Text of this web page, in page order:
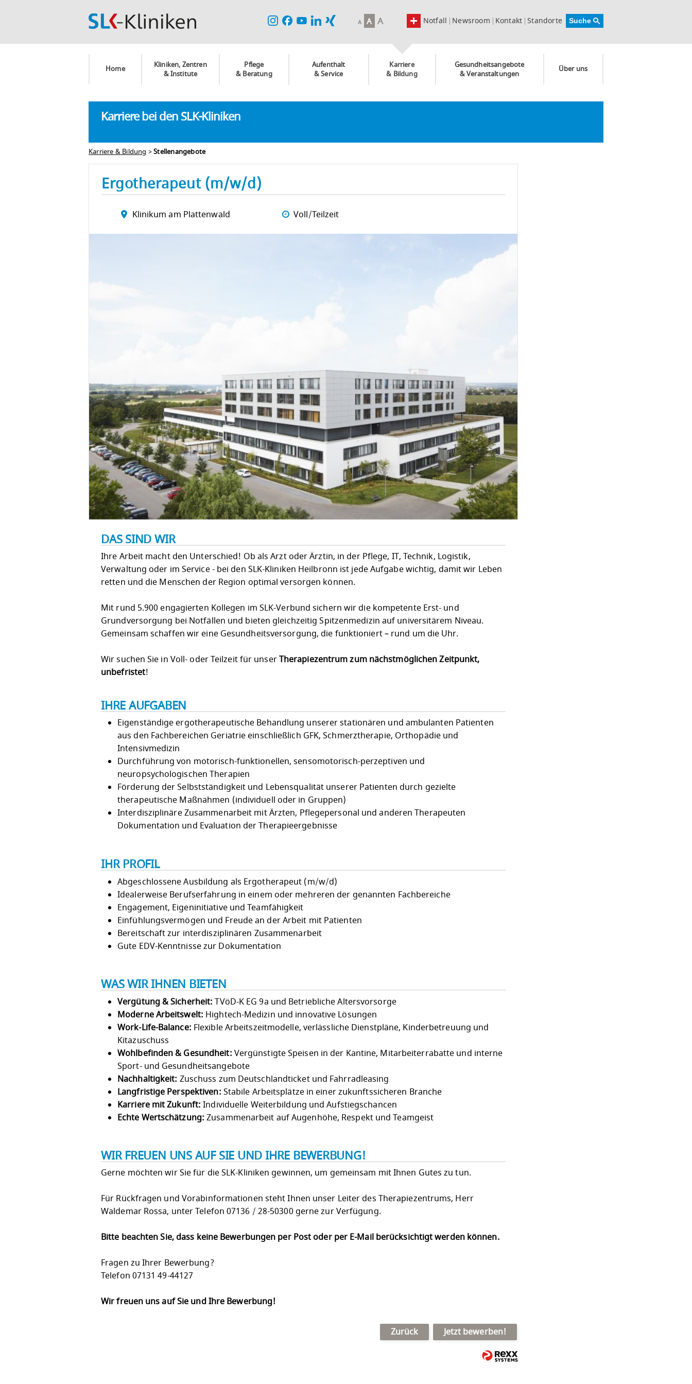
Newsroom Kontakt Standorte
Notfall
A A A
Home
Kliniken, Zentren
& Institute
Pflege
& Beratung
Aufenthalt
& Service
Karriere
& Bildung
Gesundheitsangebote
& Veranstaltungen
Über uns
Karriere bei den SLK-Kliniken
Karriere & Bildung >Stellenangebote
Ergotherapeut (m/w/d)
Klinikum am Plattenwald Voll/Teilzeit
DAS SIND WIR
Ihre Arbeit macht den Unterschied! Ob als Arzt oder Ärztin, in der Pflege, IT, Technik, Logistik,
Verwaltung oder im Service - bei den SLK-Kliniken Heilbronn ist jede Aufgabe wichtig, damit wir Leben
retten und die Menschen der Region optimal versorgen können.
Mit rund 5.900 engagierten Kollegen im SLK-Verbund sichern wir die kompetente Erst- und
Grundversorgung bei Notfällen und bieten gleichzeitig Spitzenmedizin auf universitärem Niveau.
Gemeinsam schaffen wir eine Gesundheitsversorgung, die funktioniert – rund um die Uhr.
Wir suchen Sie in Voll- oder Teilzeit für unserTherapiezentrumzum nächstmöglichen Zeitpunkt,
unbefristet!
IHRE AUFGABEN
Eigenständige ergotherapeutische Behandlung unserer stationären und ambulanten Patienten
aus den Fachbereichen Geriatrie einschließlich GFK, Schmerztherapie, Orthopädie und
Intensivmedizin
Durchführung von motorisch-funktionellen, sensomotorisch-perzeptiven und
neuropsychologischen Therapien
Förderung der Selbstständigkeit und Lebensqualität unserer Patienten durch gezielte
therapeutische Maßnahmen (individuell oder in Gruppen)
Interdisziplinäre Zusammenarbeit mit Ärzten, Pflegepersonal und anderen Therapeuten
Dokumentation und Evaluation der Therapieergebnisse
IHR PROFIL
Abgeschlossene Ausbildung als Ergotherapeut (m/w/d)
Idealerweise Berufserfahrung in einem oder mehreren der genannten Fachbereiche
Engagement, Eigeninitiative und Teamfähigkeit
Einfühlungsvermögen und Freude an der Arbeit mit Patienten
Bereitschaft zur interdisziplinären Zusammenarbeit
Gute EDV-Kenntnisse zur Dokumentation
WAS WIR IHNEN BIETEN
Vergütung & Sicherheit: TVöD-K EG 9a und Betriebliche Altersvorsorge
Moderne Arbeitswelt: Hightech-Medizin und innovative Lösungen
Work-Life-Balance: Flexible Arbeitszeitmodelle, verlässliche Dienstpläne, Kinderbetreuung und
Kitazuschuss
Wohlbefinden & Gesundheit: Vergünstigte Speisen in der Kantine, Mitarbeiterrabatte und interne
Sport- und Gesundheitsangebote
Nachhaltigkeit: Zuschuss zum Deutschlandticket und Fahrradleasing
Langfristige Perspektiven: Stabile Arbeitsplätze in einer zukunftssicheren Branche
Karriere mit Zukunft:Individuelle Weiterbildung und Aufstiegschancen
Echte Wertschätzung: Zusammenarbeit auf Augenhöhe, Respekt und Teamgeist
WIR FREUEN UNS AUF SIE UND IHRE BEWERBUNG!
Gerne möchten wir Sie für die SLK-Kliniken gewinnen, um gemeinsam mit Ihnen Gutes zu tun.
Für Rückfragen und Vorabinformationen steht Ihnen unser Leiter des Therapiezentrums, Herr
Waldemar Rossa, unter Telefon 07136 / 28-50300 gerne zur Verfügung.
Bitte beachten Sie, dass keine Bewerbungen per Post oder per E-Mail berücksichtigt werden können.
Fragen zu Ihrer Bewerbung?
Telefon 07131 49-44127
Wir freuen uns auf Sie und Ihre Bewerbung!
Zurück Jetzt bewerben!